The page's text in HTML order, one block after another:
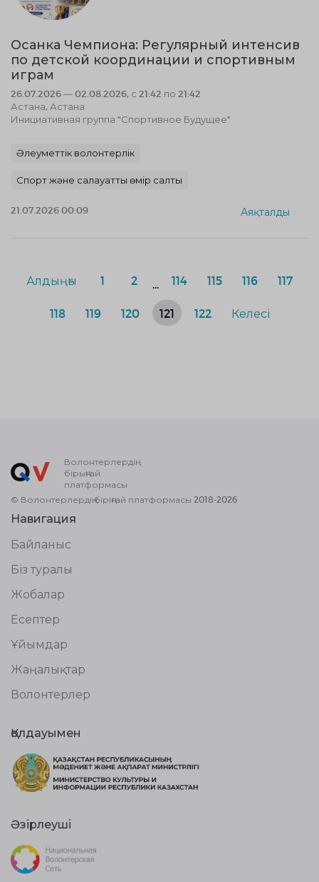
Осанка Чемпиона: Регулярный интенсив
по детской координации и спортивным
играм
26.07.2026 — 02.08.2026, с 21:42 по 21:42
Астана, Астана
Инициативная группа "Спортивное Будущее"
Әлеуметтік волонтерлік
Спорт және салауатты өмір салты
21.07.2026 00:09 Аяқталды
Алдыңғы 1 2 114 115 116 117
118 119 120 121 122 Келесі
Волонтерлердің
бірыңғай
платформасы
© Волонтерлердің біріңғай платформасы 2018-2026
Навигация
Байланыс
Біз туралы
Жобалар
Есептер
Ұйымдар
Жаңалықтар
Волонтерлер
Қолдауымен
Әзірлеуші